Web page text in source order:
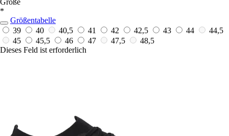
Größe
*
Größentabelle
39
40 40,5 41 42 42,5 43 44
44,5
45
45,5 46 47 47,5
48,5
Dieses Feld ist erforderlich